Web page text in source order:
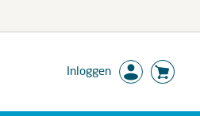
Inloggen